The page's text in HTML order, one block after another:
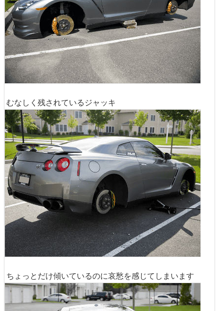
むなしく残されているジャッキ
ちょっとだけ傾いているのに哀愁を感じてしまいます